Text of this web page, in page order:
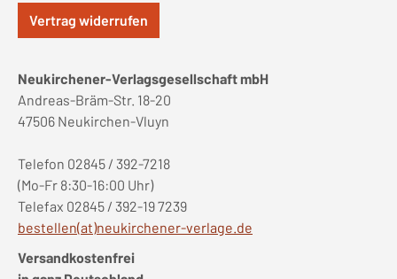
Vertrag widerrufen
Neukirchener-Verlagsgesellschaft mbH
Andreas-Bräm-Str. 18-20
47506 Neukirchen-Vluyn
Telefon 02845 / 392-7218
(Mo-Fr 8:30-16:00 Uhr)
Telefax 02845 / 392-19 7239
bestellen(at)neukirchener-verlage.de
Versandkostenfrei